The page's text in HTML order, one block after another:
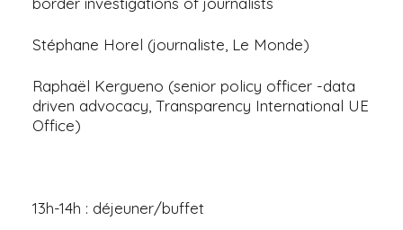
Stéphane Horel (journaliste, Le Monde)
Raphaël Kergueno (senior policy officer -data
driven advocacy, Transparency International UE
Office)
13h-14h : déjeuner/buffet